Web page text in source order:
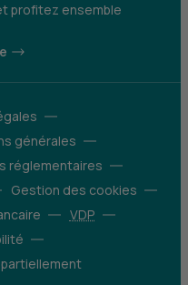
profitez ensemble
générales
réglementaires
Gestion des cookies
VDP